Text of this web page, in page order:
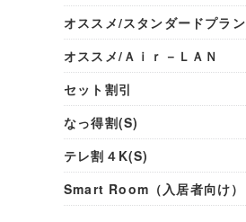
オススメ/スタンダードプラン
オススメ/Ａｉｒ－ＬＡＮ
セット割引
なっ得割(S)
テレ割４K(S)
Smart Room（入居者向け）